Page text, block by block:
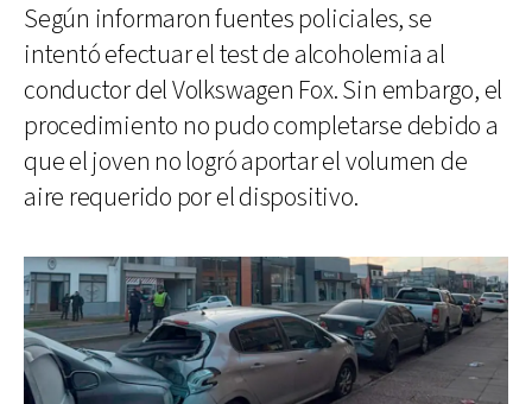
Según informaron fuentes policiales, se
intentó efectuar el test de alcoholemia al
conductor del Volkswagen Fox. Sin embargo, el
procedimiento no pudo completarse debido a
que el joven no logró aportar el volumen de
aire requerido por el dispositivo.